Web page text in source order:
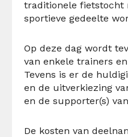
traditionele fietstocht
sportieve gedeelte
Op deze dag wordt
van enkele trainers
Tevens is er de
en de uitverkiezing
en de supporter(s)
De kosten van